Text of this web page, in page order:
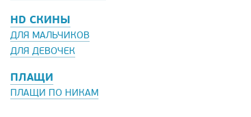
HD СКИНЫ
ДЛЯ МАЛЬЧИКОВ
ДЛЯ ДЕВОЧЕК
ПЛАЩИ
ПЛАЩИ ПО НИКАМ